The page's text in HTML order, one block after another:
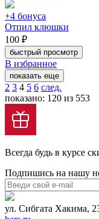
+4 бонуса
Отпил клюшки
100 ₽
быстрый просмотр
В избранное
показать еще
2 3 4 5 6 след.
показано: 120 из 553
Всегда будь в курсе
Подпишись на нашу
ул. Сибгата Хакима,